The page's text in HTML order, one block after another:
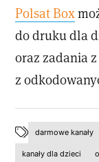
Polsat Box
do druku dla
oraz zadania
z
darmowe kanały
kanały dla dzieci